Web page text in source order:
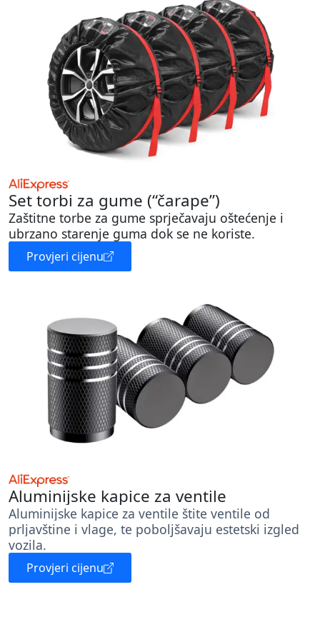
Set torbi za gume (“čarape”)
Zaštitne torbe za gume sprječavaju oštećenje i
ubrzano starenje guma dok se ne koriste.
Provjeri cijenu
Aluminijske kapice za ventile
Aluminijske kapice za ventile štite ventile od
prljavštine i vlage, te poboljšavaju estetski izgled
vozila.
Provjeri cijenu